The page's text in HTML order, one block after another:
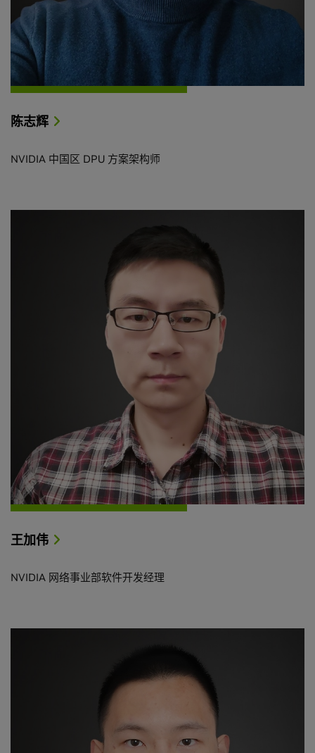
陈志辉
NVIDIA 中国区 DPU 方案架构师
王加伟
NVIDIA 网络事业部软件开发经理